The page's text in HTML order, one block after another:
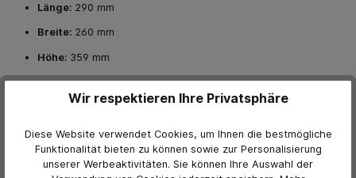
Länge: 290 mm
Breite: 260 mm
Höhe: 359 mm
Technische Details
Technisches Datenblatt
Wir respektieren Ihre Privatsphäre
Diese Website verwendet Cookies, um Ihnen die bestmögliche
Funktionalität bieten zu können sowie zur Personalisierung
unserer Werbeaktivitäten. Sie können Ihre Auswahl der